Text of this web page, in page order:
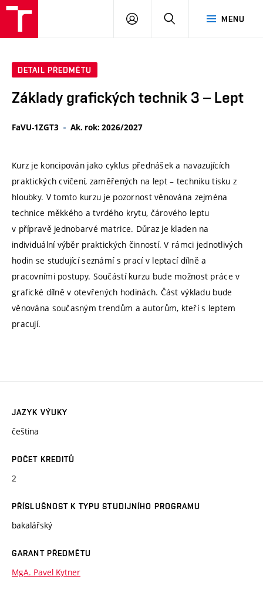
MENU
PŘIHLÁSIT
DETAIL PŘEDMĚTU
Základy grafických technik 3 – Lept
FaVU-1ZGT3 Ak. rok: 2026/2027
Kurz je koncipován jako cyklus přednášek a navazujících
praktických cvičení, zaměřených na lept – techniku tisku z
hloubky. V tomto kurzu je pozornost věnována zejména
technice měkkého a tvrdého krytu, čárového leptu
v přípravě jednobarvé matrice. Důraz je kladen na
individuální výběr praktických činností. V rámci jednotlivých
hodin se studující seznámí s prací v leptací dílně a
pracovními postupy. Součástí kurzu bude možnost práce v
grafické dílně v otevřených hodinách. Část výkladu bude
věnována současným trendům a autorům, kteří s leptem
pracují.
JAZYK VÝUKY
čeština
POČET KREDITŮ
2
PŘÍSLUŠNOST K TYPU STUDIJNÍHO PROGRAMU
bakalářský
GARANT PŘEDMĚTU
MgA. Pavel Kytner